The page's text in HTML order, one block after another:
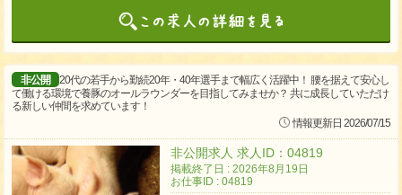
非公開
20代の若手から勤続20年・40年選手まで幅広く活躍中！ 腰を据えて安心し
て働ける環境で養豚のオールラウンダーを目指してみませか？ 共に成長していただけ
る新しい仲間を求めています！
情報更新日 2026/07/15
非公開求人 求人ID：04819
掲載終了日 : 2026年8月19日
お仕事ID : 04819